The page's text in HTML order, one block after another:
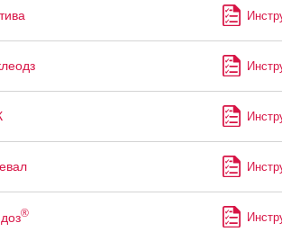
®